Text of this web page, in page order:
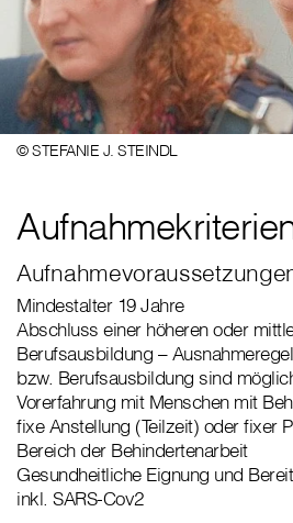
© STEFANIE J. STEINDL
Mindestalter 19 Jahre
Abschluss einer höheren oder
Berufsausbildung –
bzw. Berufsausbildung sind
Vorerfahrung mit Menschen mit
fixe Anstellung (Teilzeit) oder fixer
Bereich der Behindertenarbeit
Gesundheitliche Eignung und
inkl. SARS-Cov2